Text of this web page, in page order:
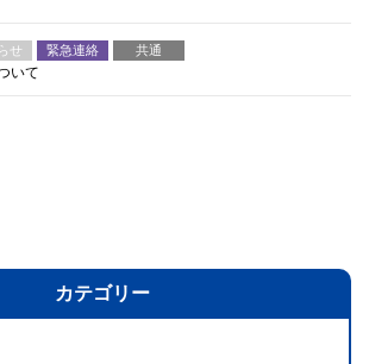
せ 緊急連絡 共通
いて
カテゴリー